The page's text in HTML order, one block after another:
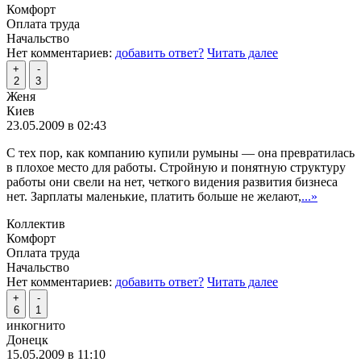
Комфорт
Оплата труда
Начальство
Нет комментариев: добавить ответ? Читать далее
+
2
-
3
Женя
Киев
23.05.2009 в 02:43
С тех пор, как компанию купили румыны — она превратилась
в плохое место для работы. Стройную и понятную структуру
работы они свели на нет, четкого видения развития бизнеса
нет. Зарплаты маленькие, платить больше не желают,...»
Коллектив
Комфорт
Оплата труда
Начальство
Нет комментариев: добавить ответ? Читать далее
+
6
-
1
инкогнито
Донецк
15.05.2009 в 11:10